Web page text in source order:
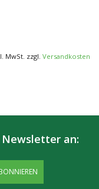
MwSt. zzgl. Versandkosten
an: